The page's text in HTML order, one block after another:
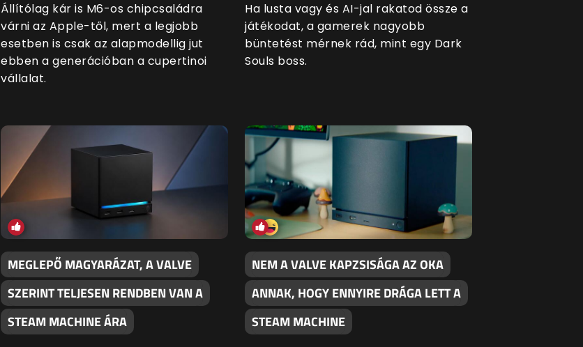
Állítólag kár is M6-os chipcsaládra
várni az Apple-től, mert a legjobb
esetben is csak az alapmodellig jut
ebben a generációban a cupertinoi
vállalat.
Ha lusta vagy és AI-jal rakatod össze a
játékodat, a gamerek nagyobb
büntetést mérnek rád, mint egy Dark
Souls boss.
MEGLEPŐ MAGYARÁZAT, A VALVE
SZERINT TELJESEN RENDBEN VAN A
STEAM MACHINE ÁRA
NEM A VALVE KAPZSISÁGA AZ OKA
ANNAK, HOGY ENNYIRE DRÁGA LETT A
STEAM MACHINE